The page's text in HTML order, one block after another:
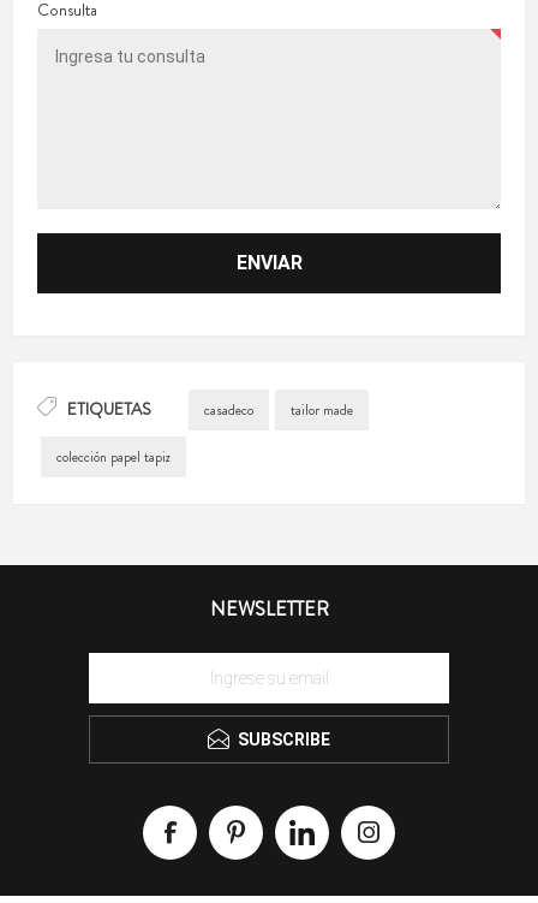
Consulta
ETIQUETAS casadeco tailor made
colección papel tapiz
NEWSLETTER
SUBSCRIBE